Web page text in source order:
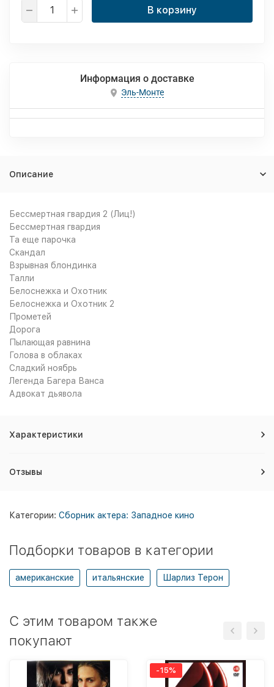
В корзину
Информация о доставке
Эль-Монте
Описание
Бессмертная гвардия 2 (Лиц!)
Бессмертная гвардия
Та еще парочка
Скандал
Взрывная блондинка
Талли
Белоснежка и Охотник
Белоснежка и Охотник 2
Прометей
Дорога
Пылающая равнина
Голова в облаках
Сладкий ноябрь
Легенда Багера Ванса
Адвокат дьявола
Характеристики
Отзывы
Категории: Сборник актера: Западное кино
Подборки товаров в категории
американские итальянские Шарлиз Терон
C этим товаром также
покупают
-15%